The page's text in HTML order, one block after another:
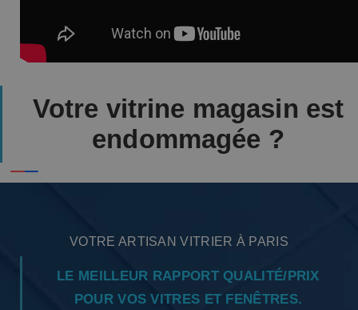
Votre vitrine magasin est
endommagée ?
VOTRE ARTISAN VITRIER À PARIS
LE MEILLEUR RAPPORT QUALITÉ/PRIX
POUR VOS VITRES ET FENÊTRES.